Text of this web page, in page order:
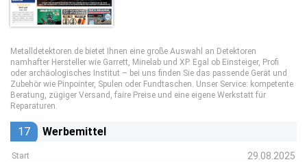
Metalldetektoren.de bietet Ihnen eine große Auswahl an Detektoren
namhafter Hersteller wie Garrett, Minelab und XP. Egal ob Einsteiger, Profi
oder archäologisches Institut – bei uns finden Sie das passende Gerät und
Zubehör wie Pinpointer, Spulen oder Fundtaschen. Unser Service: kompetente
Beratung, zügiger Versand, faire Preise und eine eigene Werkstatt für
Reparaturen.
17 Werbemittel
Start 29.08.2025